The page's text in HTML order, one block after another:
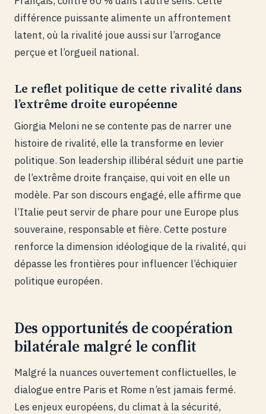
différence puissante alimente un affrontement
latent, où la rivalité joue aussi sur l’arrogance
perçue et l’orgueil national.
Le reflet politique de cette rivalité dans
l’extrême droite européenne
Giorgia Meloni ne se contente pas de narrer une
histoire de rivalité, elle la transforme en levier
politique. Son leadership illibéral séduit une partie
de l’extrême droite française, qui voit en elle un
modèle. Par son discours engagé, elle affirme que
l’Italie peut servir de phare pour une Europe plus
souveraine, responsable et fière. Cette posture
renforce la dimension idéologique de la rivalité, qui
dépasse les frontières pour influencer l’échiquier
politique européen.
Des opportunités de coopération
bilatérale malgré le conflit
Malgré la nuances ouvertement conflictuelles, le
dialogue entre Paris et Rome n’est jamais fermé.
Les enjeux européens, du climat à la sécurité,